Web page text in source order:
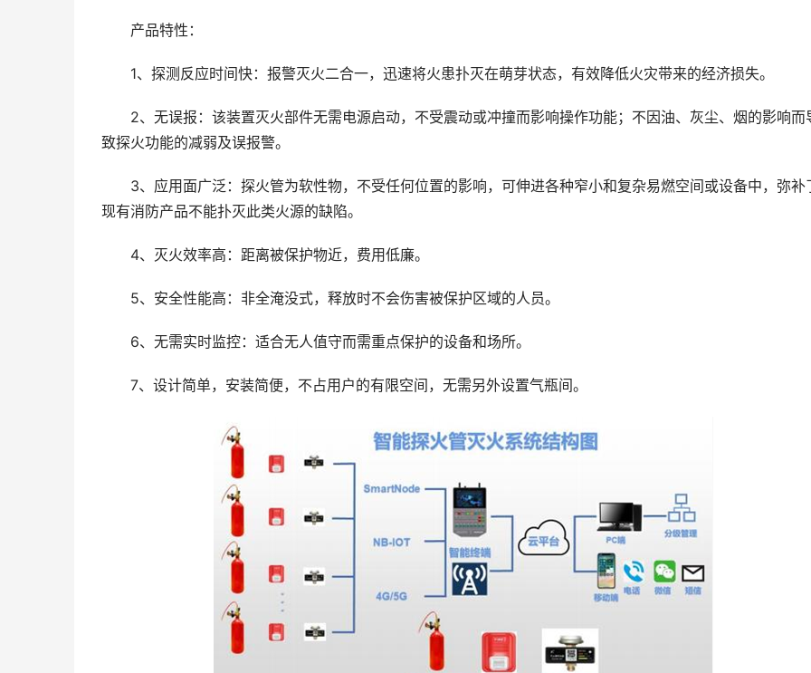
产品特性：
1、探测反应时间快：报警灭火二合一，迅速将火患扑灭在萌芽状态，有效降低火灾带来的经济损失。
2、无误报：该装置灭火部件无需电源启动，不受震动或冲撞而影响操作功能；不因油、灰尘、烟的影响而
致探火功能的减弱及误报警。
3、应用面广泛：探火管为软性物，不受任何位置的影响，可伸进各种窄小和复杂易燃空间或设备中，弥补
现有消防产品不能扑灭此类火源的缺陷。
4、灭火效率高：距离被保护物近，费用低廉。
5、安全性能高：非全淹没式，释放时不会伤害被保护区域的人员。
6、无需实时监控：适合无人值守而需重点保护的设备和场所。
7、设计简单，安装简便，不占用户的有限空间，无需另外设置气瓶间。